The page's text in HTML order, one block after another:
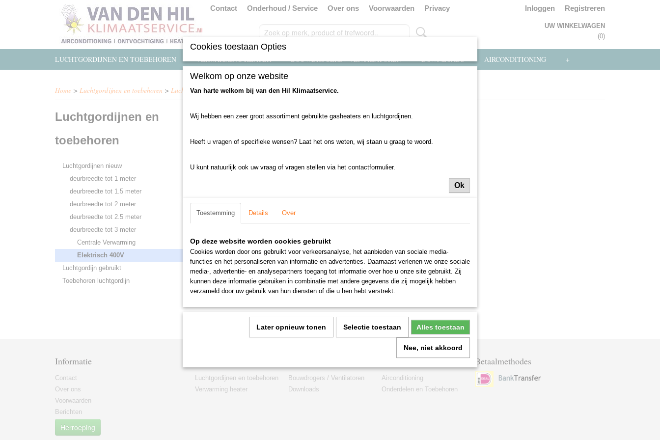
Contact Onderhoud / Service Over ons Voorwaarden Privacy Inloggen Registreren
UW WINKELWAGEN
(0)
LUCHTGORDIJNEN EN TOEBEHOREN VERWARMING HEATER BOUWDROGERS / VENTILATOREN DOWNLOADS AIRCONDITIONING +
Home > Luchtgordijnen en toebehoren > Luchtgordijnen nieuw>deurbreedte tot 3 meter>Elektrisch 400V
Luchtgordijnen en
toebehoren
Luchtgordijnen nieuw
deurbreedte tot 1 meter
deurbreedte tot 1.5 meter
deurbreedte tot 2 meter
deurbreedte tot 2.5 meter
deurbreedte tot 3 meter
Centrale Verwarming
Elektrisch 400V
Luchtgordijn gebruikt
Toebehoren luchtgordijn
Helaas bevinden er zich in deze categorie nog geen producten.
Probeert u het later nog eens!
Informatie
Contact
Over ons
Voorwaarden
Berichten
Herroeping
Luchtgordijnen en toebehoren
Verwarming heater
Bouwdrogers / Ventilatoren
Downloads
Airconditioning
Onderdelen en Toebehoren
Betaalmethodes
Cookies toestaan Opties
Welkom op onze website
Van harte welkom bij van den Hil Klimaatservice.
Wij hebben een zeer groot assortiment gebruikte gasheaters en luchtgordijnen.
Heeft u vragen of specifieke wensen? Laat het ons weten, wij staan u graag te woord.
U kunt natuurlijk ook uw vraag of vragen stellen via het contactformulier.
Ok
Toestemming Details Over
Op deze website worden cookies gebruikt
Cookies worden door ons gebruikt voor verkeersanalyse, het aanbieden van sociale media-
functies en het personaliseren van informatie en advertenties. Daarnaast verlenen we onze sociale
media-, advertentie- en analysepartners toegang tot informatie over hoe u onze site gebruikt. Zij
kunnen deze informatie gebruiken in combinatie met andere gegevens die zij mogelijk hebben
verzameld door uw gebruik van hun diensten of die u hen hebt verstrekt.
Later opnieuw tonen Selectie toestaan Alles toestaan
Nee, niet akkoord